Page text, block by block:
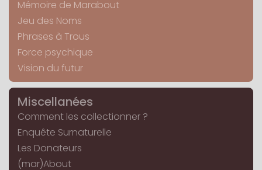
Mémoire de Marabout
Jeu des Noms
Phrases à Trous
Force psychique
Vision du futur
Miscellanées
Comment les collectionner ?
Enquête Surnaturelle
Les Donateurs
(mar)About